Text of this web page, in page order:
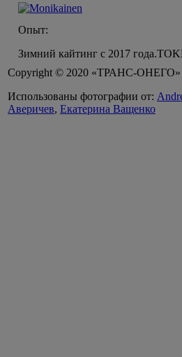
Опыт:
Зимний кайтинг с 2017
Copyright © 2020 «ТРАНС-ОНЕГО»
Использованы фотографии от:
Аверичев, Екатерина Ващенко